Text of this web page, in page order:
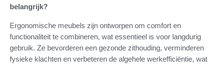
belangrijk?
Ergonomische meubels zijn ontworpen om comfort en
functionaliteit te combineren, wat essentieel is voor langdurig
gebruik. Ze bevorderen een gezonde zithouding, verminderen
fysieke klachten en verbeteren de algehele werkefficiëntie, wat